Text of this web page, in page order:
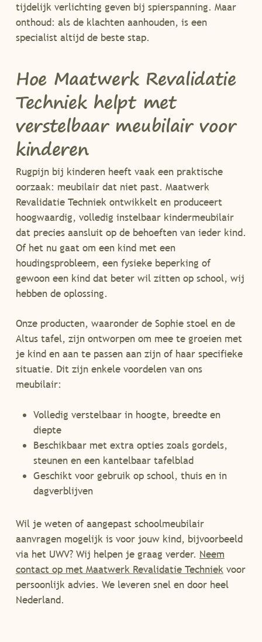
tijdelijk verlichting geven bij spierspanning. Maar
onthoud: als de klachten aanhouden, is een
specialist altijd de beste stap.
Hoe Maatwerk Revalidatie
Techniek helpt met
verstelbaar meubilair voor
kinderen
Rugpijn bij kinderen heeft vaak een praktische
oorzaak: meubilair dat niet past. Maatwerk
Revalidatie Techniek ontwikkelt en produceert
hoogwaardig, volledig instelbaar kindermeubilair
dat precies aansluit op de behoeften van ieder kind.
Of het nu gaat om een kind met een
houdingsprobleem, een fysieke beperking of
gewoon een kind dat beter wil zitten op school, wij
hebben de oplossing.
Onze producten, waaronder de Sophie stoel en de
Altus tafel, zijn ontworpen om mee te groeien met
je kind en aan te passen aan zijn of haar specifieke
situatie. Dit zijn enkele voordelen van ons
meubilair:
Volledig verstelbaar in hoogte, breedte en
diepte
Beschikbaar met extra opties zoals gordels,
steunen en een kantelbaar tafelblad
Geschikt voor gebruik op school, thuis en in
dagverblijven
Wil je weten of aangepast schoolmeubilair
aanvragen mogelijk is voor jouw kind, bijvoorbeeld
via het UWV? Wij helpen je graag verder. Neem
contact op met Maatwerk Revalidatie Techniekvoor
persoonlijk advies. We leveren snel en door heel
Nederland.